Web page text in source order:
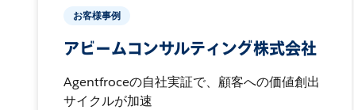
お客様事例
アビームコンサルティング株式会社
Agentfroceの自社実証で、顧客への価値創出
サイクルが加速